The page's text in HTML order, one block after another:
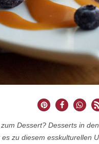
Dessert? Desserts in
zu diesem esskulturellen